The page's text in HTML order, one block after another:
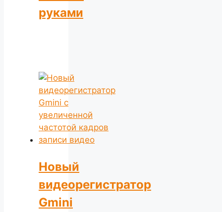
руками
Новый
видеорегистратор
Gmini